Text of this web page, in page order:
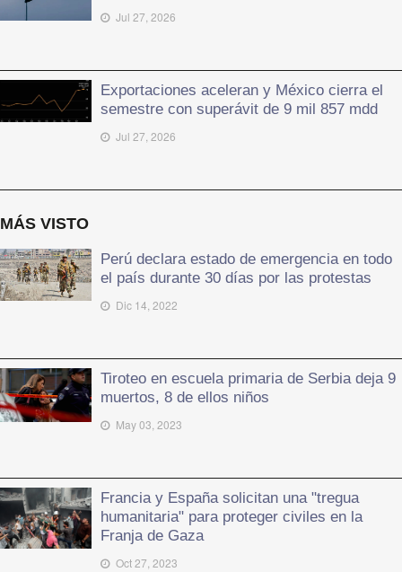
Jul 27, 2026
Exportaciones aceleran y México cierra el
semestre con superávit de 9 mil 857 mdd
Jul 27, 2026
MÁS VISTO
Perú declara estado de emergencia en todo
el país durante 30 días por las protestas
Dic 14, 2022
Tiroteo en escuela primaria de Serbia deja 9
muertos, 8 de ellos niños
May 03, 2023
Francia y España solicitan una "tregua
humanitaria" para proteger civiles en la
Franja de Gaza
Oct 27, 2023